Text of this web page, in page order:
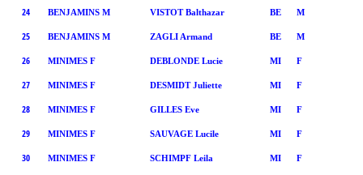
24 BENJAMINS M VISTOT Balthazar BE M
25 BENJAMINS M ZAGLI Armand BE M
26 MINIMES F DEBLONDE Lucie MI F
27 MINIMES F DESMIDT Juliette MI F
28 MINIMES F GILLES Eve MI F
29 MINIMES F SAUVAGE Lucile MI F
30 MINIMES F SCHIMPF Leila MI F